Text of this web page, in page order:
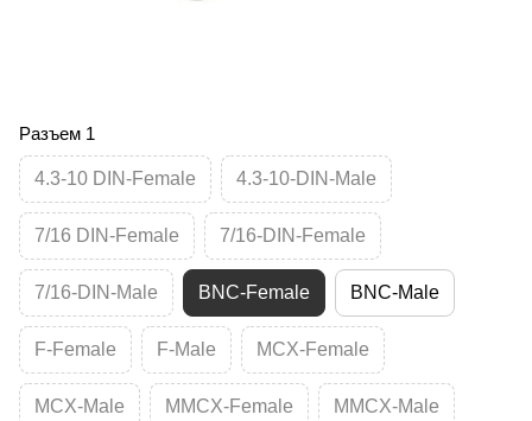
Разъем 1
4.3-10 DIN-Female 4.3-10-DIN-Male
7/16 DIN-Female 7/16-DIN-Female
7/16-DIN-Male BNC-Female BNC-Male
F-Female F-Male MCX-Female
MCX-Male MMCX-Female MMCX-Male